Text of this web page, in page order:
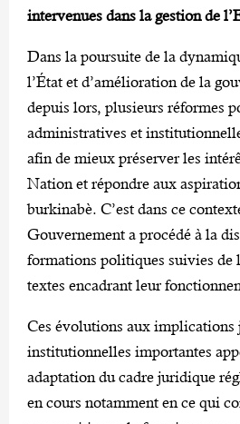
intervenues dans la gestion de
Dans la poursuite de la
l’État et d’amélioration de la
depuis lors, plusieurs réformes
administratives et
afin de mieux préserver les
Nation et répondre aux
burkinabè. C’est dans ce
Gouvernement a procédé à la
formations politiques suivies de
textes encadrant leur
Ces évolutions aux implications
institutionnelles importantes
adaptation du cadre juridique
en cours notamment en ce qui